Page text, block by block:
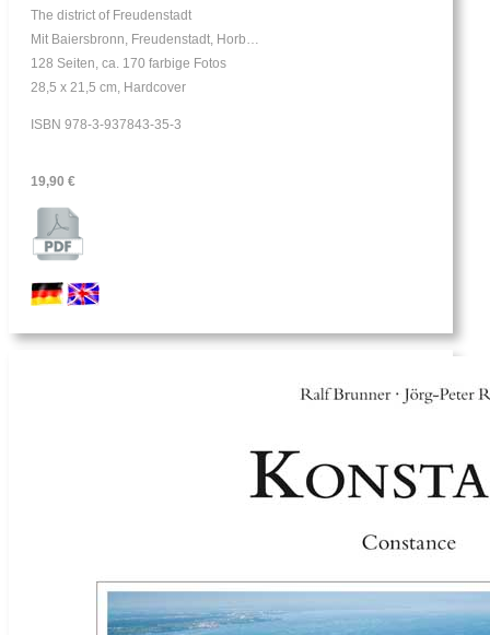
The district of Freudenstadt
Mit Baiersbronn, Freudenstadt, Horb…
128 Seiten, ca. 170 farbige Fotos
28,5 x 21,5 cm, Hardcover
ISBN 978-3-937843-35-3
19,90 €